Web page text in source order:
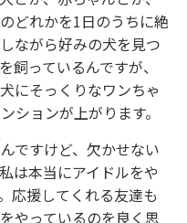
どれかを1日のうちに絶
ながら好みの犬を見つ
飼っているんですが、
にそっくりなワンちゃ
ションが上がります。
ですけど、欠かせない
は本当にアイドルをや
応援してくれる友達も
やっているのを良く思